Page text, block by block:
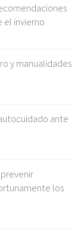
el invierno
y manualidades
ante
los